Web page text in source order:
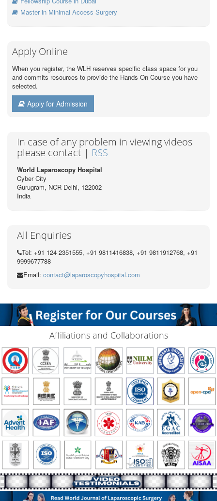
Master in Minimal Access Surgery
Apply Online
When you register, the WLH reserves specific class space for you
and commits resources to provide the Hands On Course you have
selected.
Apply for Admission
In case of any problem in viewing videos
please contact | RSS
World Laparoscopy Hospital
Cyber City
Gurugram, NCR Delhi, 122002
India
All Enquiries
Tel: +91 124 2351555, +91 9811416838, +91 9811912768, +91
9999677788
Email: contact@laparoscopyhospital.com
Affiliations and Collaborations